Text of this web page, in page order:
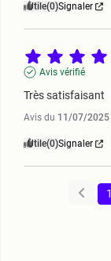
Utile(0)Signaler
Avis vérifié
Très satisfaisant
Avis du 11/07/2025
Utile(0)Signaler
1